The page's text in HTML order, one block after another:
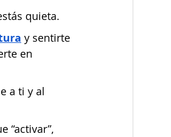
quieta.
y sentirte
en
a ti y al
“activar”,